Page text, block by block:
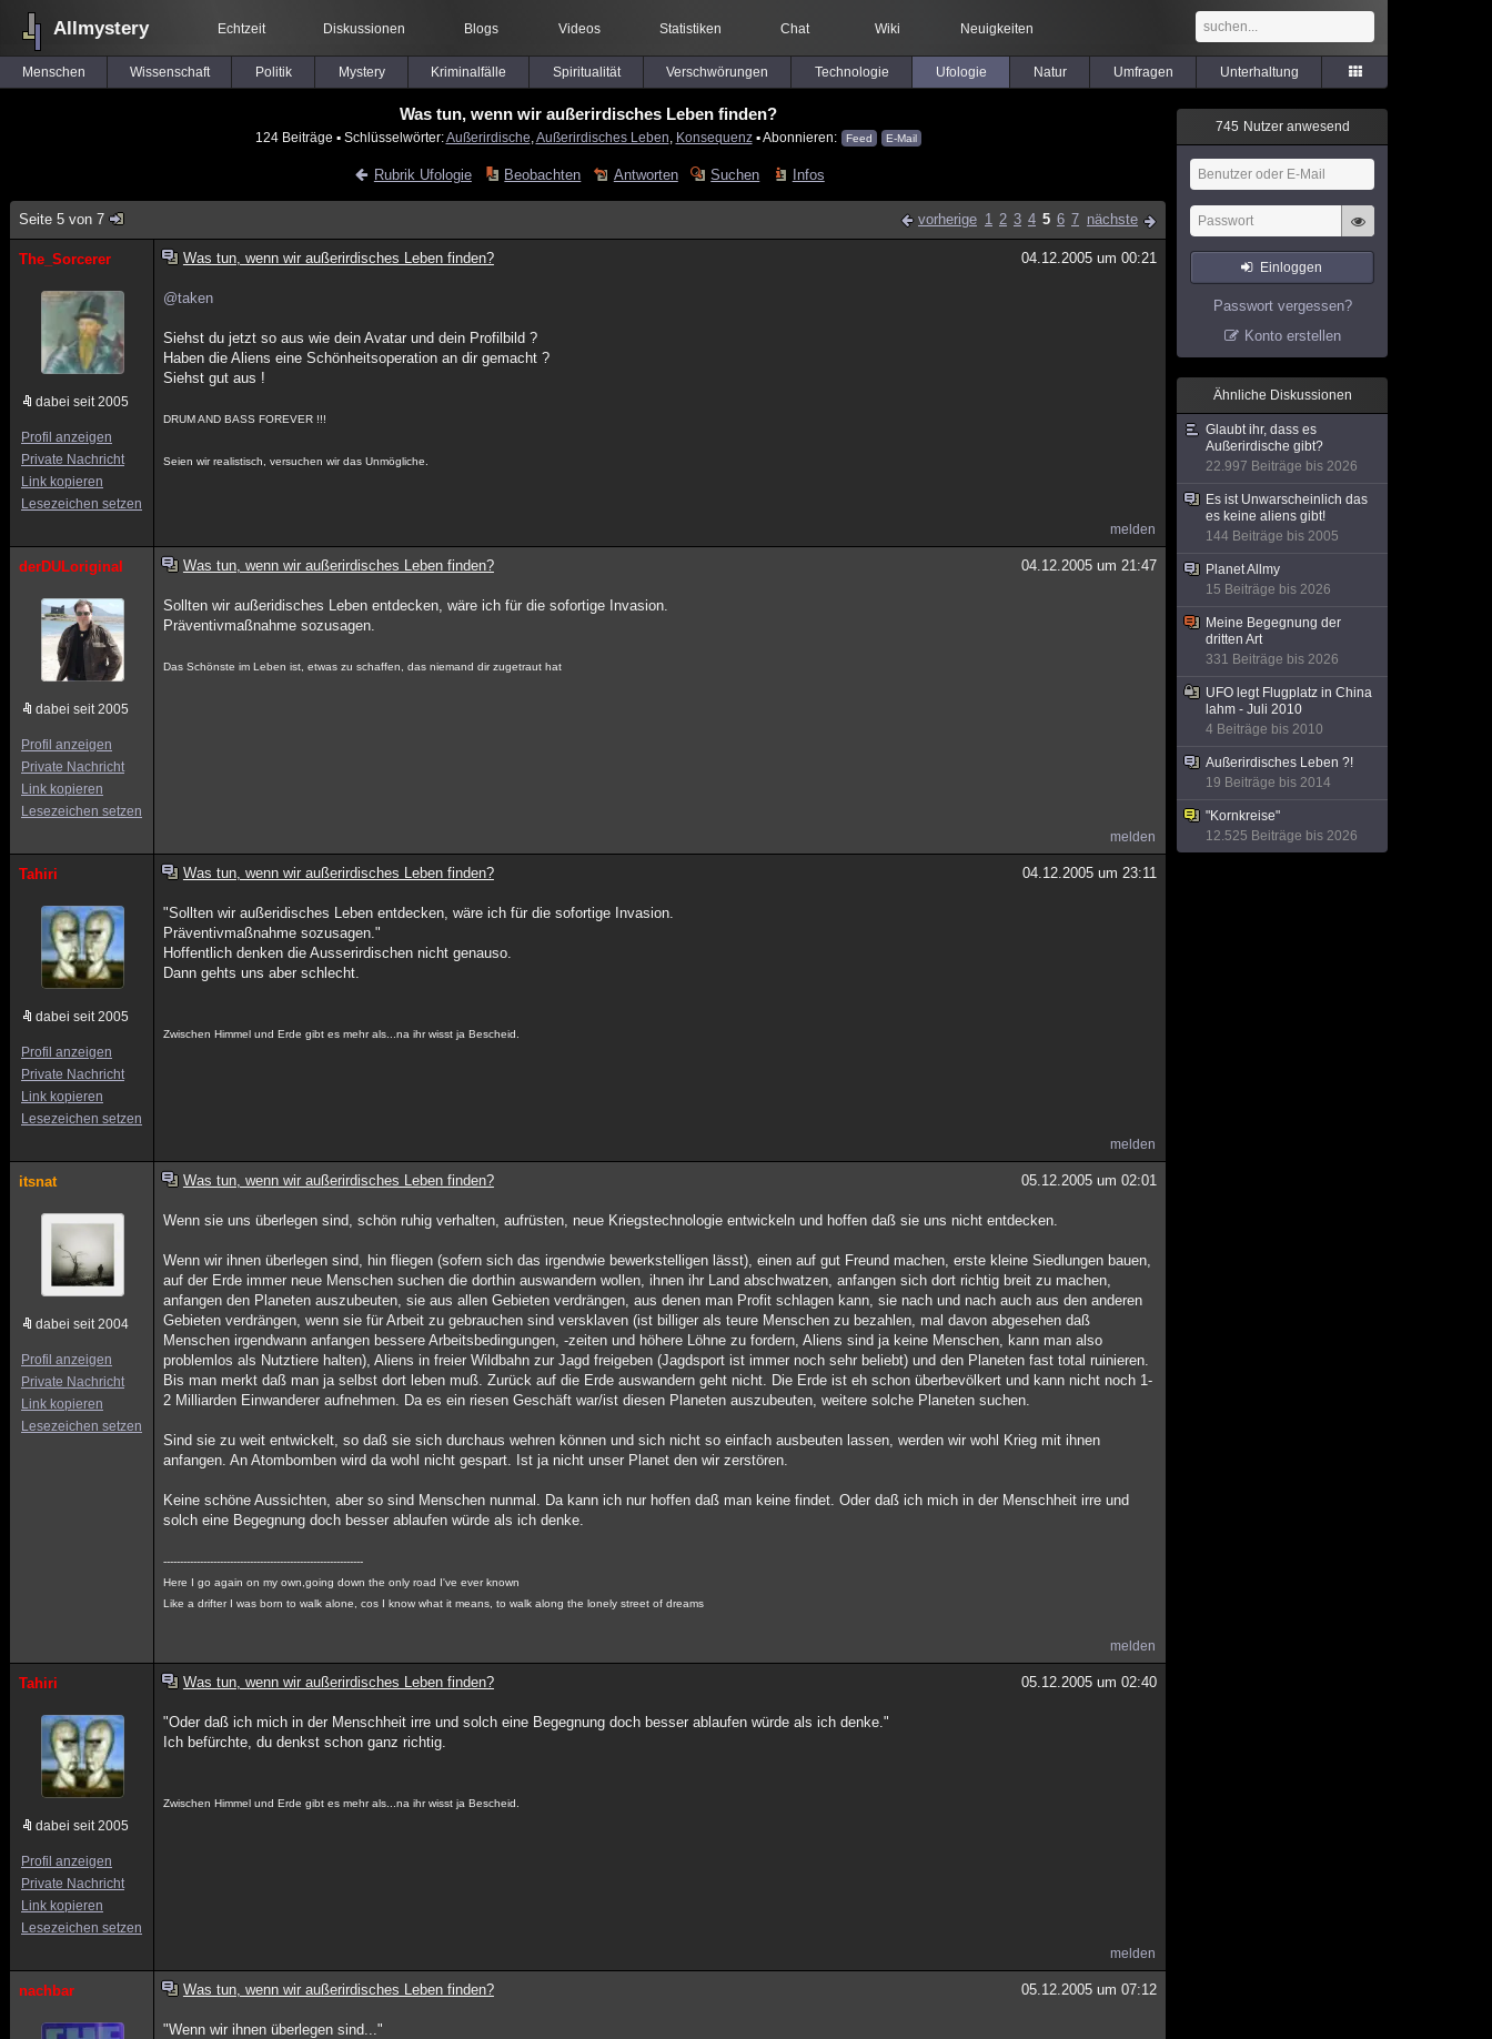
Allmystery Echtzeit Diskussionen Blogs Videos Statistiken Chat Wiki Neuigkeiten
Menschen Wissenschaft Politik Mystery Kriminalfälle Spiritualität Verschwörungen Technologie Ufologie Natur Umfragen Unterhaltung
Was tun, wenn wir außerirdisches Leben finden?
124 Beiträge ▪ Schlüsselwörter:Außerirdische Außerirdisches Leben Konsequenz▪ Abonnieren: Feed E-Mail
Rubrik Ufologie Beobachten Antworten Suchen Infos
Seite 5 von 7 vorherige 1 2 3 4 5 6 7 nächste
The_Sorcerer
dabei seit 2005
Profil anzeigen
Private Nachricht
Link kopieren
Lesezeichen setzen
Was tun, wenn wir außerirdisches Leben finden? 04.12.2005 um 00:21
@taken
Siehst du jetzt so aus wie dein Avatar und dein Profilbild ?
Haben die Aliens eine Schönheitsoperation an dir gemacht ?
Siehst gut aus !
DRUM AND BASS FOREVER !!!
Seien wir realistisch, versuchen wir das Unmögliche.
melden
derDULoriginal
dabei seit 2005
Profil anzeigen
Private Nachricht
Link kopieren
Lesezeichen setzen
Was tun, wenn wir außerirdisches Leben finden? 04.12.2005 um 21:47
Sollten wir außeridisches Leben entdecken, wäre ich für die sofortige Invasion.
Präventivmaßnahme sozusagen.
Das Schönste im Leben ist, etwas zu schaffen, das niemand dir zugetraut hat
melden
Tahiri
dabei seit 2005
Profil anzeigen
Private Nachricht
Link kopieren
Lesezeichen setzen
Was tun, wenn wir außerirdisches Leben finden? 04.12.2005 um 23:11
"Sollten wir außeridisches Leben entdecken, wäre ich für die sofortige Invasion.
Präventivmaßnahme sozusagen."
Hoffentlich denken die Ausserirdischen nicht genauso.
Dann gehts uns aber schlecht.
Zwischen Himmel und Erde gibt es mehr als...na ihr wisst ja Bescheid.
melden
itsnat
dabei seit 2004
Profil anzeigen
Private Nachricht
Link kopieren
Lesezeichen setzen
Was tun, wenn wir außerirdisches Leben finden? 05.12.2005 um 02:01
Wenn sie uns überlegen sind, schön ruhig verhalten, aufrüsten, neue Kriegstechnologie entwickeln und hoffen daß sie uns nicht entdecken.
Wenn wir ihnen überlegen sind, hin fliegen (sofern sich das irgendwie bewerkstelligen lässt), einen auf gut Freund machen, erste kleine Siedlungen bauen,
auf der Erde immer neue Menschen suchen die dorthin auswandern wollen, ihnen ihr Land abschwatzen, anfangen sich dort richtig breit zu machen,
anfangen den Planeten auszubeuten, sie aus allen Gebieten verdrängen, aus denen man Profit schlagen kann, sie nach und nach auch aus den anderen
Gebieten verdrängen, wenn sie für Arbeit zu gebrauchen sind versklaven (ist billiger als teure Menschen zu bezahlen, mal davon abgesehen daß
Menschen irgendwann anfangen bessere Arbeitsbedingungen, -zeiten und höhere Löhne zu fordern, Aliens sind ja keine Menschen, kann man also
problemlos als Nutztiere halten), Aliens in freier Wildbahn zur Jagd freigeben (Jagdsport ist immer noch sehr beliebt) und den Planeten fast total ruinieren.
Bis man merkt daß man ja selbst dort leben muß. Zurück auf die Erde auswandern geht nicht. Die Erde ist eh schon überbevölkert und kann nicht noch 1-
2 Milliarden Einwanderer aufnehmen. Da es ein riesen Geschäft war/ist diesen Planeten auszubeuten, weitere solche Planeten suchen.
Sind sie zu weit entwickelt, so daß sie sich durchaus wehren können und sich nicht so einfach ausbeuten lassen, werden wir wohl Krieg mit ihnen
anfangen. An Atombomben wird da wohl nicht gespart. Ist ja nicht unser Planet den wir zerstören.
Keine schöne Aussichten, aber so sind Menschen nunmal. Da kann ich nur hoffen daß man keine findet. Oder daß ich mich in der Menschheit irre und
solch eine Begegnung doch besser ablaufen würde als ich denke.
------------------------------------------------------------
Here I go again on my own,going down the only road I've ever known
Like a drifter I was born to walk alone, cos I know what it means, to walk along the lonely street of dreams
melden
Tahiri
dabei seit 2005
Profil anzeigen
Private Nachricht
Link kopieren
Lesezeichen setzen
Was tun, wenn wir außerirdisches Leben finden? 05.12.2005 um 02:40
"Oder daß ich mich in der Menschheit irre und solch eine Begegnung doch besser ablaufen würde als ich denke."
Ich befürchte, du denkst schon ganz richtig.
Zwischen Himmel und Erde gibt es mehr als...na ihr wisst ja Bescheid.
melden
nachbar Was tun, wenn wir außerirdisches Leben finden? 05.12.2005 um 07:12
"Wenn wir ihnen überlegen sind..."
745 Nutzer anwesend
Einloggen
Passwort vergessen?
Konto erstellen
Ähnliche Diskussionen
Glaubt ihr, dass es
Außerirdische gibt?
22.997 Beiträge bis 2026
Es ist Unwarscheinlich das
es keine aliens gibt!
144 Beiträge bis 2005
Planet Allmy
15 Beiträge bis 2026
Meine Begegnung der
dritten Art
331 Beiträge bis 2026
UFO legt Flugplatz in China
lahm - Juli 2010
4 Beiträge bis 2010
Außerirdisches Leben ?!
19 Beiträge bis 2014
"Kornkreise"
12.525 Beiträge bis 2026